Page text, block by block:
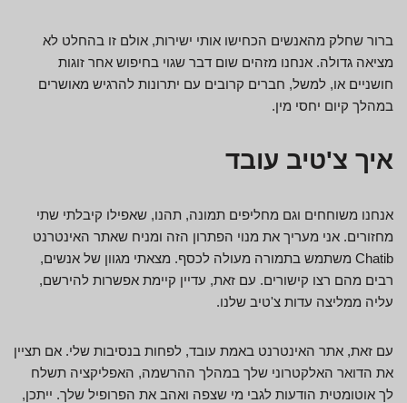
ברור שחלק מהאנשים הכחישו אותי ישירות, אולם זו בהחלט לא
מציאה גדולה. אנחנו מזהים שום דבר שגוי בחיפוש אחר זוגות
חושניים או, למשל, חברים קרובים עם יתרונות להרגיש מאושרים
במהלך קיום יחסי מין.
איך צ'טיב עובד
אנחנו משוחחים וגם מחליפים תמונה, תהנו, שאפילו קיבלתי שתי
מחזורים. אני מעריך את מנוי הפתרון הזה ומניח שאתר האינטרנט
Chatib משתמש בתמורה מעולה לכסף. מצאתי מגוון של אנשים,
רבים מהם רצו קישורים. עם זאת, עדיין קיימת אפשרות להירשם,
עליה ממליצה עדות צ'טיב שלנו.
עם זאת, אתר האינטרנט באמת עובד, לפחות בנסיבות שלי. אם תציין
את הדואר האלקטרוני שלך במהלך ההרשמה, האפליקציה תשלח
לך אוטומטית הודעות לגבי מי שצפה ואהב את הפרופיל שלך. ייתכן,